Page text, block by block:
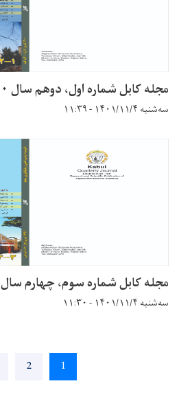
مجله کابل شماره اول، دوهم سال ۱۴۰۰
سه‌شنبه ۱۴۰۱/۱۱/۴ - ۱۱:۳۹
مجله کابل شماره سوم، چهارم سال ۱۳۹۹
سه‌شنبه ۱۴۰۱/۱۱/۴ - ۱۱:۳۰
Current
1
Page
2